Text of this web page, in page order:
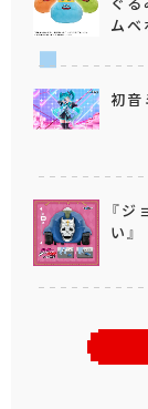
ムベ
初
『
い